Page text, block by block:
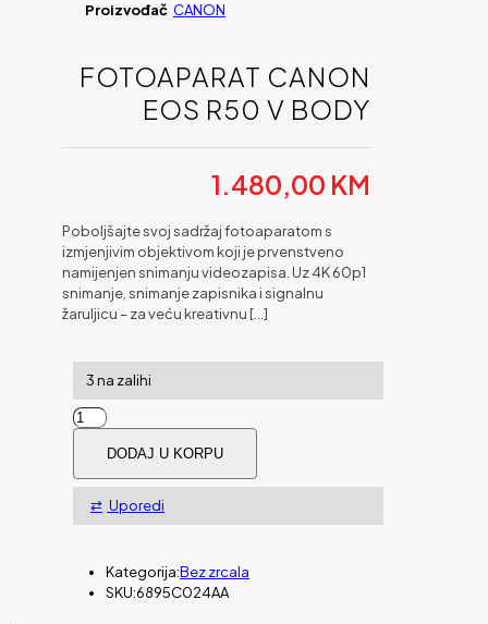
Proizvođač CANON
FOTOAPARAT CANON
EOS R50 V BODY
1.480,00 KM
Poboljšajte svoj sadržaj fotoaparatom s
izmjenjivim objektivom koji je prvenstveno
namijenjen snimanju videozapisa. Uz 4K 60p1
snimanje, snimanje zapisnika i signalnu
žaruljicu – za veću kreativnu […]
3 na zalihi
Fotoaparat
CANON
R50
DODAJ U KORPU
Uporedi
Kategorija:Bez zrcala
SKU:6895C024AA